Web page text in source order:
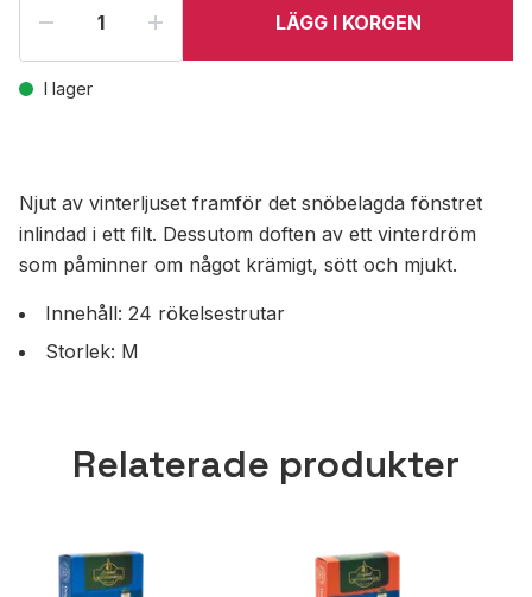
LÄGG I KORGEN
I lager
Njut av vinterljuset framför det snöbelagda fönstret
inlindad i ett filt. Dessutom doften av ett vinterdröm
som påminner om något krämigt, sött och mjukt.
Innehåll: 24 rökelsestrutar
Storlek: M
Relaterade produkter